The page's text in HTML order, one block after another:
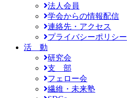
法人会員
学会からの情報配信
連絡先・アクセス
プライバシーポリシー
活 動
研究会
支 部
フェロー会
繊維・未来塾